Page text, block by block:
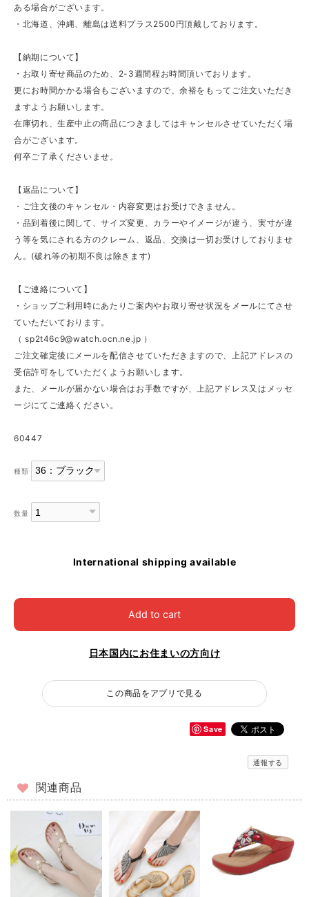
ある場合がございます。
・北海道、沖縄、離島は送料プラス2500円頂戴しております。
【納期について】
・お取り寄せ商品のため、2-3週間程お時間頂いております。
更にお時間かかる場合もございますので、余裕をもってご注文いただき
ますようお願いします。
在庫切れ、生産中止の商品につきましてはキャンセルさせていただく場
合がございます。
何卒ご了承くださいませ。
【返品について】
・ご注文後のキャンセル・内容変更はお受けできません。
・品到着後に関して、サイズ変更、カラーやイメージが違う、実寸が違
う等を気にされる方のクレーム、返品、交換は一切お受けしておりませ
ん。(破れ等の初期不良は除きます)
【ご連絡について】
・ショップご利用時にあたりご案内やお取り寄せ状況をメールにてさせ
ていただいております。
（sp2t46c9@watch.ocn.ne.jp ）
ご注文確定後にメールを配信させていただきますので、上記アドレスの
受信許可をしていただくようお願いします。
また、メールが届かない場合はお手数ですが、上記アドレス又はメッセ
ージにてご連絡ください。
60447
種類
数量
International shipping available
Add to cart
日本国内にお住まいの方向け
この商品をアプリで見る
Save
通報する
関連商品